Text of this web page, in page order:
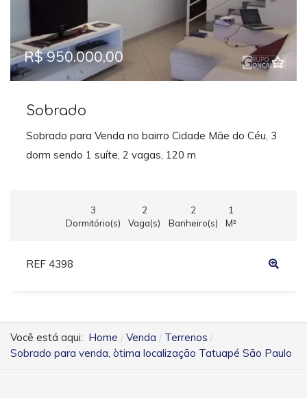
R$ 950.000,00
Sobrado
Sobrado para Venda no bairro Cidade Mãe do Céu, 3
dorm sendo 1 suíte, 2 vagas, 120 m
3
Dormitório(s)
2
Vaga(s)
2
Banheiro(s)
1
M²
REF 4398
Você está aqui: Home Venda
Terrenos
Sobrado para venda, òtima localização Tatuapé São Paulo